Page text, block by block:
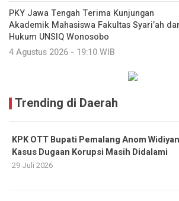
PKY Jawa Tengah Terima Kunjungan
Akademik Mahasiswa Fakultas Syari’ah
Hukum UNSIQ Wonosobo
4 Agustus 2026 - 19:10 WIB
Trending di Daerah
KPK OTT Bupati Pemalang Anom
Kasus Dugaan Korupsi Masih Didalami
29 Juli 2026